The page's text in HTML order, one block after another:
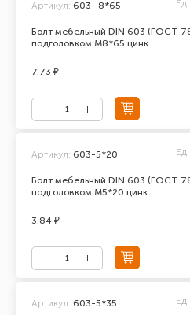
Болт мебельный DIN 603 (ГОСТ
подголовком М8*65 цинк
Артикул: 603- 8*65
7.73 ₽
Болт мебельный DIN 603 (ГОСТ
подголовком М5*20 цинк
Артикул: 603-5*20
3.84 ₽
Артикул: 603-5*35